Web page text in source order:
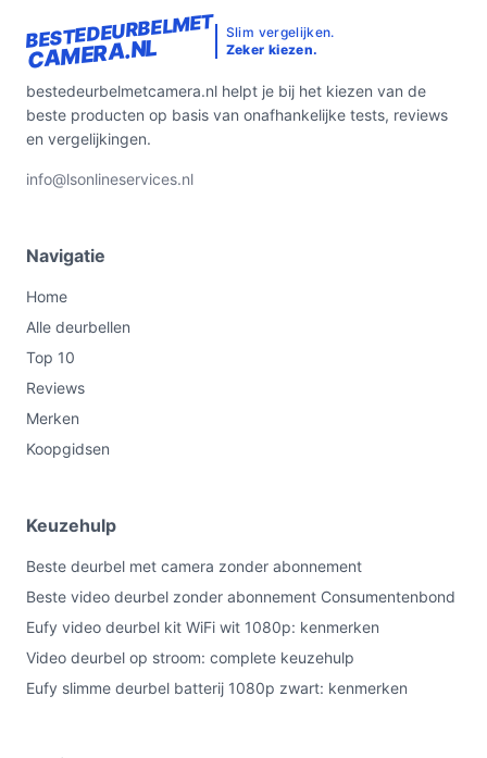
BESTEDEURBELMET
CAMERA.NL
Slim vergelijken.
Zeker kiezen.
bestedeurbelmetcamera.nl helpt je bij het kiezen van de
beste producten op basis van onafhankelijke tests, reviews
en vergelijkingen.
info@lsonlineservices.nl
Navigatie
Home
Alle deurbellen
Top 10
Reviews
Merken
Koopgidsen
Keuzehulp
Beste deurbel met camera zonder abonnement
Beste video deurbel zonder abonnement Consumentenbond
Eufy video deurbel kit WiFi wit 1080p: kenmerken
Video deurbel op stroom: complete keuzehulp
Eufy slimme deurbel batterij 1080p zwart: kenmerken